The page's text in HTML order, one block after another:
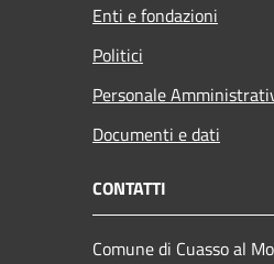
Enti e fondazioni
Politici
Personale
Documenti e dati
CONTATTI
Comune di Cuasso al